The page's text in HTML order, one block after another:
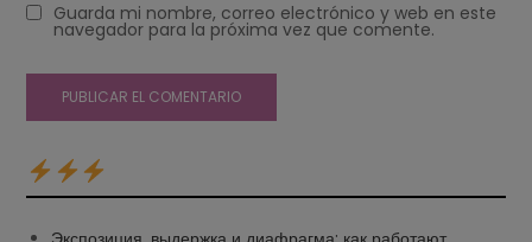
Guarda mi nombre, correo electrónico y web en este
navegador para la próxima vez que comente.